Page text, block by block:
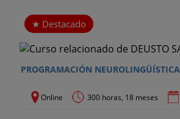
Destacado
PROGRAMACIÓN NEUROLINGÜÍSTICA
Online 300 horas, 18 meses